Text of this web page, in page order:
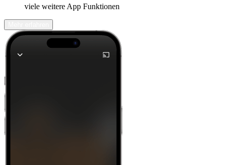
viele weitere App Funktionen